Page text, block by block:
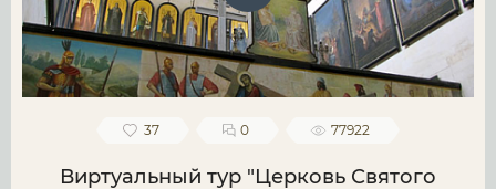
37 0 77922
Виртуальный тур "Церковь Святого